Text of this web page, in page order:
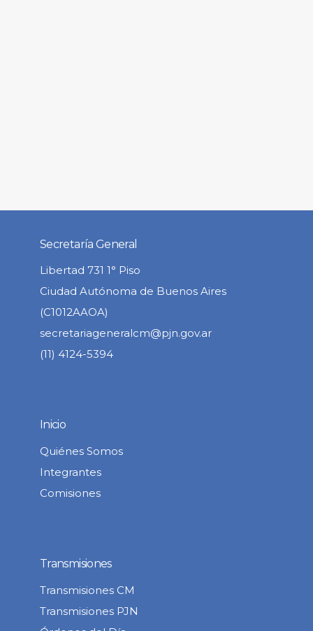
Secretaría General
Libertad 731 1° Piso
Ciudad Autónoma de Buenos Aires
(C1012AAOA)
secretariageneralcm@pjn.gov.ar
(11) 4124-5394
Inicio
Quiénes Somos
Integrantes
Comisiones
Transmisiones
Transmisiones CM
Transmisiones PJN